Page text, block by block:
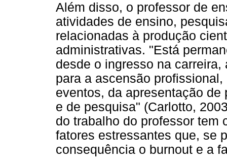
Além disso, o professor de
atividades de ensino,
relacionadas à produção
administrativas. "Está
desde o ingresso na
para a ascensão
eventos, da apresentação
e de pesquisa" (Carlotto,
do trabalho do professor tem
fatores estressantes que, se
consequência o burnout e a